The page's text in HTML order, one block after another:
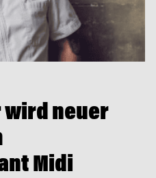
wird neuer
Midi